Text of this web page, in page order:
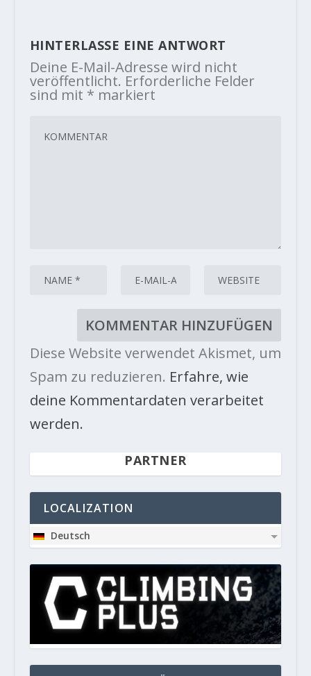
HINTERLASSE EINE ANTWORT
Deine E-Mail-Adresse wird nicht
veröffentlicht. Erforderliche Felder
sind mit * markiert
Diese Website verwendet Akismet, um
Spam zu reduzieren. Erfahre, wie
deine Kommentardaten verarbeitet
werden.
PARTNER
LOCALIZATION
Deutsch